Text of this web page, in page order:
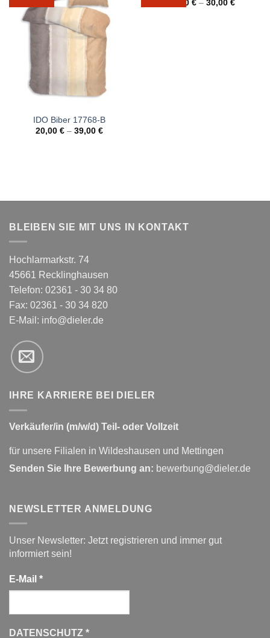
IDO Biber 17768-B
20,00 €– 39,00 €
25,00 €– 30,00 €
BLEIBEN SIE MIT UNS IN KONTAKT
Hochlarmarkstr. 74
45661 Recklinghausen
Telefon: 02361 - 30 34 80
Fax: 02361 - 30 34 820
E-Mail: info@dieler.de
IHRE KARRIERE BEI DIELER
Verkäufer/in (m/w/d) Teil- oder Vollzeit
für unsere Filialen in Wildeshausen und Mettingen
Senden Sie Ihre Bewerbung an: bewerbung@dieler.de
NEWSLETTER ANMELDUNG
Unser Newsletter: Jetzt registrieren und immer gut
informiert sein!
E-Mail *
DATENSCHUTZ *